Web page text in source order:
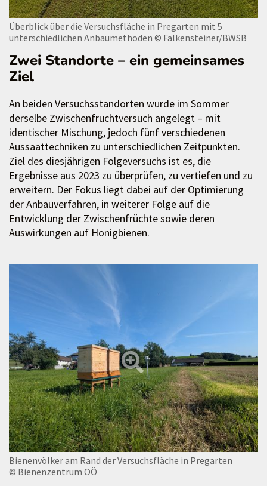
Überblick über die Versuchsfläche in Pregarten mit 5
unterschiedlichen Anbaumethoden © Falkensteiner/BWSB
Zwei Standorte – ein gemeinsames
Ziel
An beiden Versuchsstandorten wurde im Sommer
derselbe Zwischenfruchtversuch angelegt – mit
identischer Mischung, jedoch fünf verschiedenen
Aussaattechniken zu unterschiedlichen Zeitpunkten.
Ziel des diesjährigen Folgeversuchs ist es, die
Ergebnisse aus 2023 zu überprüfen, zu vertiefen und zu
erweitern. Der Fokus liegt dabei auf der Optimierung
der Anbauverfahren, in weiterer Folge auf die
Entwicklung der Zwischenfrüchte sowie deren
Auswirkungen auf Honigbienen.
Bienenvölker am Rand der Versuchsfläche in Pregarten
© Bienenzentrum OÖ